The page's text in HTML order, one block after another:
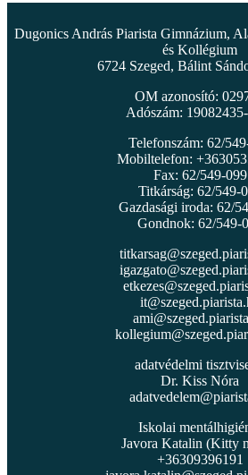
Dugonics András Piarista Gimnázium,
és Kollégium
6724 Szeged, Bálint
OM azonosító:
Adószám:
Telefonszám: 62/
Mobiltelefon:
Fax: 62/549-099
Titkárság: 62/549-
Gazdasági iroda: 62/
Gondnok: 62/549-
adatvédelmi
Dr. Kiss Nóra
Iskolai
Javora Katalin (Kitty
+36309396191